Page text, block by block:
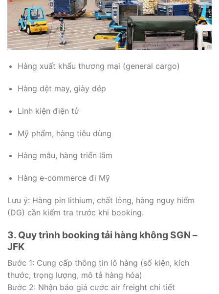
Hàng xuất khẩu thương mại (general cargo)
Hàng dệt may, giày dép
Linh kiện điện tử
Mỹ phẩm, hàng tiêu dùng
Hàng mẫu, hàng triển lãm
Hàng e-commerce đi Mỹ
Lưu ý: Hàng pin lithium, chất lỏng, hàng nguy hiểm
(DG) cần kiểm tra trước khi booking.
3. Quy trình booking tải hàng không SGN –
JFK
Bước 1: Cung cấp thông tin lô hàng (số kiện, kích
thước, trọng lượng, mô tả hàng hóa)
Bước 2: Nhận báo giá cước air freight chi tiết